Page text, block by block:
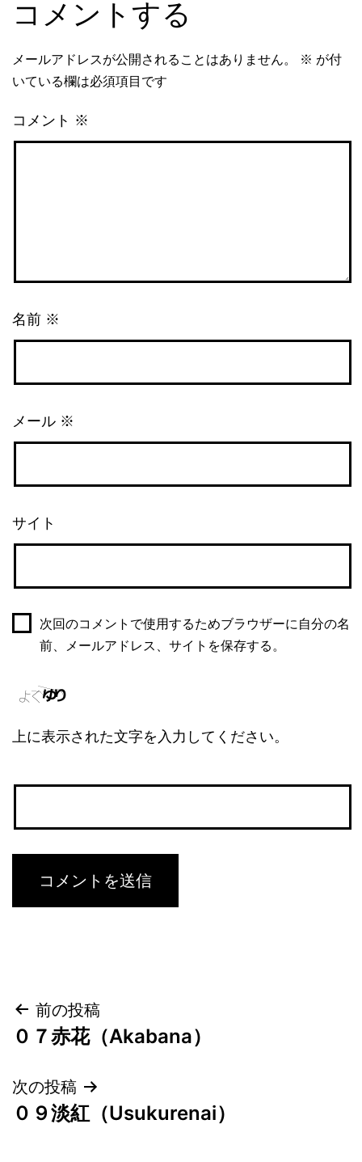
コメントする
メールアドレスが公開されることはありません。 ※ が付
いている欄は必須項目です
コメント ※
名前 ※
メール ※
サイト
次回のコメントで使用するためブラウザーに自分の名
前、メールアドレス、サイトを保存する。
上に表示された文字を入力してください。
投
稿
ナ
ビ
前の投稿
０７赤花（Akabana）
次の投稿
０９淡紅（Usukurenai）